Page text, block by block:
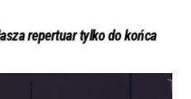
repertuar tylko do końca